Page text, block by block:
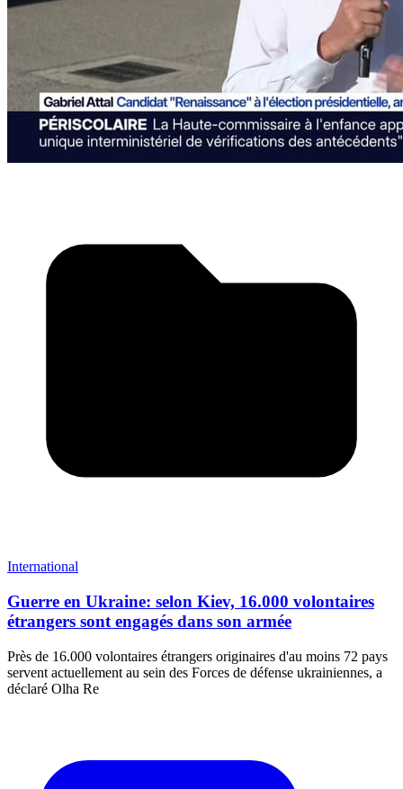
International
Guerre en Ukraine: selon Kiev, 16.000 volontaires
étrangers sont engagés dans son armée
Près de 16.000 volontaires étrangers originaires d'au moins 72 pays
servent actuellement au sein des Forces de défense ukrainiennes, a
déclaré Olha Re